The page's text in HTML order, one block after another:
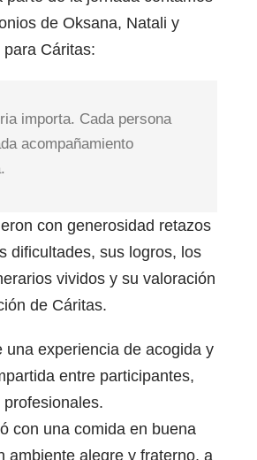
de Oksana, Natali y
Cáritas:
importa. Cada persona
acompañamiento
con generosidad retazos
dificultades, sus logros, los
vividos y su valoración
de Cáritas.
una experiencia de acogida y
entre participantes,
con una comida en buena
ambiente alegre y fraterno, a